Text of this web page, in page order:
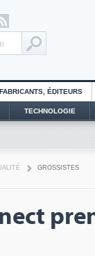
FABRICANTS, ÉDITEURS
TECHNOLOGIE
GROSSISTES